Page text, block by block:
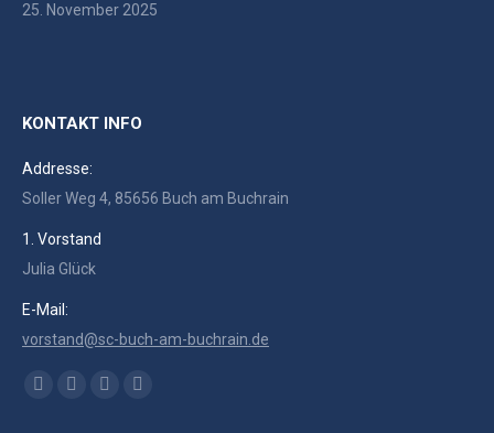
25. November 2025
KONTAKT INFO
Addresse:
Soller Weg 4, 85656 Buch am Buchrain
1. Vorstand
Julia Glück
E-Mail:
vorstand@sc-buch-am-buchrain.de
Finden Sie uns auf: